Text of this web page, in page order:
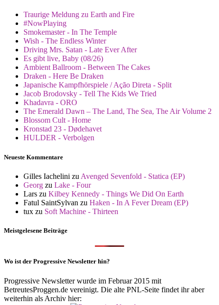
Traurige Meldung zu Earth and Fire
#NowPlaying
Smokemaster - In The Temple
Wish - The Endless Winter
Driving Mrs. Satan - Late Ever After
Es gibt live, Baby (08/26)
Ambient Ballroom - Between The Cakes
Draken - Here Be Draken
Japanische Kampfhörspiele / Ação Direta - Split
Jacob Brodovsky - Tell The Kids We Tried
Khadavra - ORO
The Emerald Dawn – The Land, The Sea, The Air Volume 2
Blossom Cult - Home
Kronstad 23 - Dødehavet
HULDER - Verbolgen
Neueste Kommentare
Gilles Iachelini zu Avenged Sevenfold - Statica (EP)
Georg zu Lake - Four
Lars zu Kilbey Kennedy - Things We Did On Earth
Fatul SaintSylvan zu Haken - In A Fever Dream (EP)
tux zu Soft Machine - Thirteen
Meistgelesene Beiträge
Wo ist der Progressive Newsletter hin?
Progressive Newsletter wurde im Februar 2015 mit
BetreutesProggen.de vereinigt. Die alte PNL-Seite findet ihr aber
weiterhin als Archiv hier: